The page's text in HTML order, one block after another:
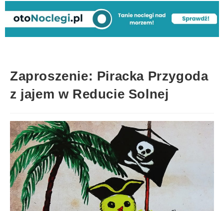
Zaproszenie: Piracka Przygoda
z jajem w Reducie Solnej